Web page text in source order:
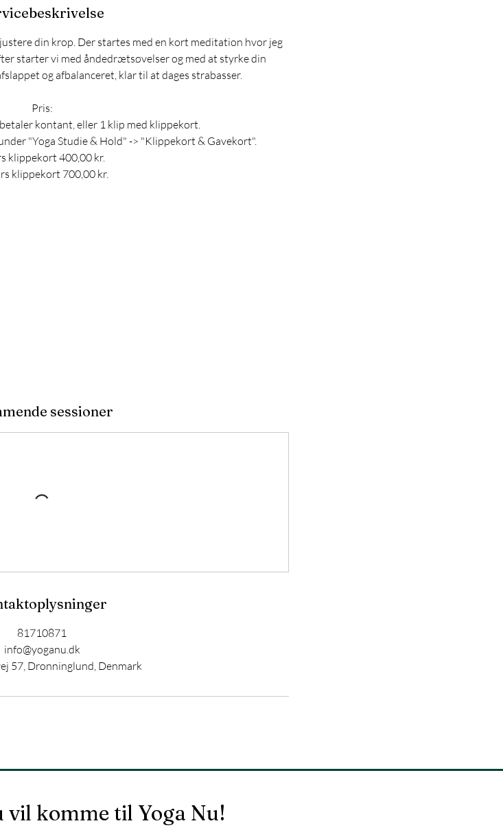
din krop. Der startes med en kort meditation hvor jeg
starter vi med åndedrætsøvelser og med at styrke din
og afbalanceret, klar til at dages strabasser.
Pris:
kontant, eller 1 klip med klippekort.
"Yoga Studie & Hold" -> "Klippekort & Gavekort".
klippekort 400,00 kr.
klippekort 700,00 kr.
sessioner
81710871
info@yoganu.dk
57, Dronninglund, Denmark
vil komme til Yoga Nu!